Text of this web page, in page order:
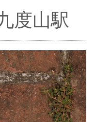
度山駅